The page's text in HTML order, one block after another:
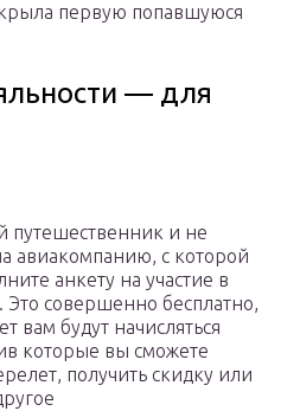
первую попавшуюся
— для
путешественник и не
авиакомпанию, с которой
анкету на участие в
Это совершенно бесплатно,
вам будут начисляться
которые вы сможете
получить скидку или